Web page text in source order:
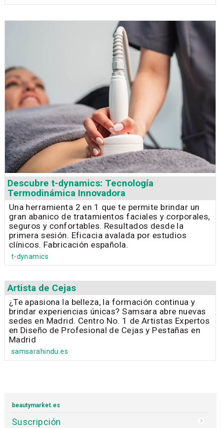
Descubre t-dynamics: Tecnología
Termodinámica Innovadora
Una herramienta 2 en 1 que te permite brindar un
gran abanico de tratamientos faciales y corporales,
seguros y confortables. Resultados desde la
primera sesión. Eficacia avalada por estudios
clínicos. Fabricación española.
t-dynamics
Artista de Cejas
¿Te apasiona la belleza, la formación continua y
brindar experiencias únicas? Samsara abre nuevas
sedes en Madrid. Centro No. 1 de Artistas Expertos
en Diseño de Profesional de Cejas y Pestañas en
Madrid
samsarahindu.es
beautymarket.es
Suscripción